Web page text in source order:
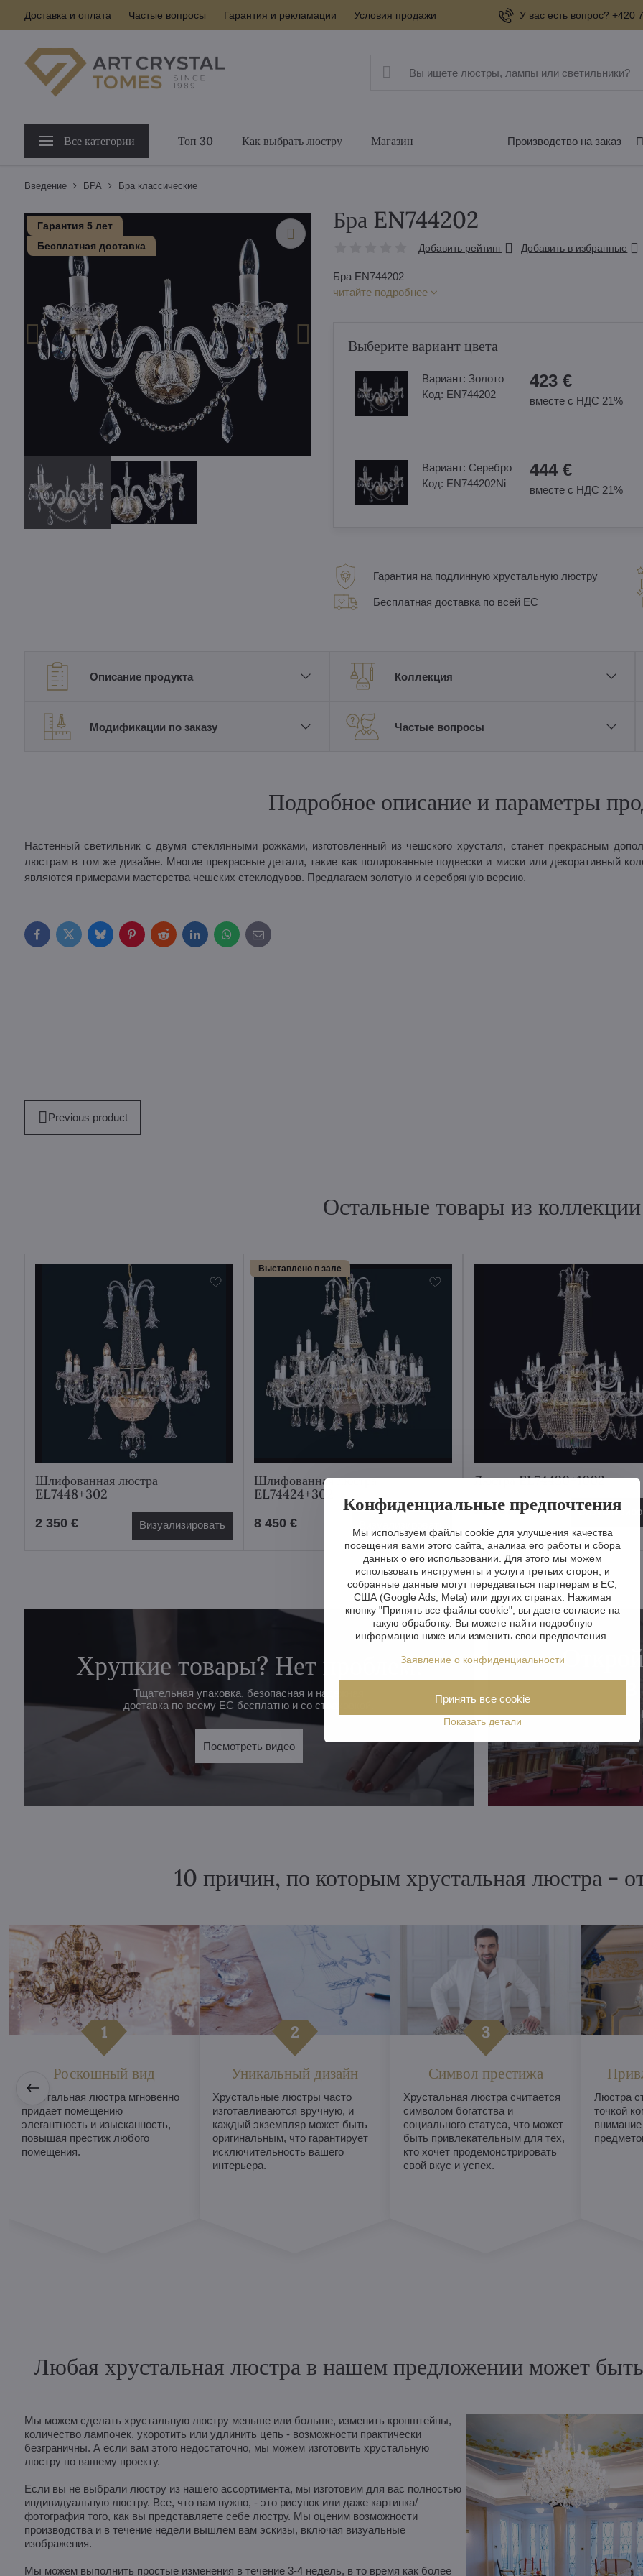
Доставка и оплата Частые вопросы Гарантия и рекламации Условия продажи У вас есть вопрос?
Все категории Топ 30 Как выбрать люстру Магазин Производство на заказ
Введение БPA Бра классические
Гарантия 5 лет
Бесплатная доставка
Бра EN744202
Добавить рейтинг Добавить в избранные
Бра EN744202
читайте подробнее
Выберите вариант цвета
Вариант: Золотo
Код: EN744202
423 €
вместе с НДС 21%
Вариант: Cеребро
Код: EN744202Ni
444 €
вместе с НДС 21%
Гарантия на подлинную хрустальную люстру
Бесплатная доставка по всей ЕС
Описание продукта Коллекция
Модификации по заказу Частые вопросы
Подробное описание и параметры
Настенный светильник с двумя стеклянными рожками, изготовленный из чешского хрусталя, станет прекрасным
люстрам в том же дизайне. Многие прекрасные детали, такие как полированные подвески и миски или декоративный
являются примерами мастерства чешских стеклодувов. Предлагаем золотую и серебряную версию.
FacebookTwitterBlueskyPinterestRedditLinkedInWhatsApp
E-
mail
Previous product
Остальные товары из коллекции
Шлифованная люстра
EL7448+302
2 350 € Визуализировать
Выставлено в зале
Шлифованная люстра
EL74424+302
8 450 €
Люстра EL74430+1002
16 607 €
Хрупкие товары? Нет проблем!
Тщательная упаковка, безопасная и надежная
доставка по всему ЕС бесплатно и со страховкой.
Посмотреть видео
10 причин, по которым хрустальная люстра -
Роскошный вид
Хрустальная люстра мгновенно
придает помещению
элегантность и изысканность,
повышая престиж любого
помещения.
Уникальный дизайн
Хрустальные люстры часто
изготавливаются вручную, и
каждый экземпляр может быть
оригинальным, что гарантирует
исключительность вашего
интерьера.
Символ престижа
Хрустальная люстра считается
символом богатства и
социального статуса, что может
быть привлекательным для тех,
кто хочет продемонстрировать
свой вкус и успех.
Люстра
точкой
Любая хрустальная люстра в нашем предложении может быть
Мы можем сделать хрустальную люстру меньше или больше, изменить кронштейны,
количество лампочек, укоротить или удлинить цепь - возможности практически
безграничны. А если вам этого недостаточно, мы можем изготовить хрустальную
люстру по вашему проекту.
Если вы не выбрали люстру из нашего ассортимента, мы изготовим для вас полностью
индивидуальную люстру. Все, что вам нужно, - это рисунок или даже картинка/
фотография того, как вы представляете себе люстру. Мы оценим возможности
производства и в течение недели вышлем вам эскизы, включая визуальные
изображения.
Мы можем выполнить простые изменения в течение 3-4 недель, в то время как более
Конфиденциальные предпочтения
Мы используем файлы cookie для улучшения качества
посещения вами этого сайта, анализа его работы и сбора
данных о его использовании. Для этого мы можем
использовать инструменты и услуги третьих сторон, и
собранные данные могут передаваться партнерам в ЕС,
США (Google Ads, Meta) или других странах. Нажимая
кнопку "Принять все файлы cookie", вы даете согласие на
такую обработку. Вы можете найти подробную
информацию ниже или изменить свои предпочтения.
Заявление о конфиденциальности
Показать детали
Принять все cookie